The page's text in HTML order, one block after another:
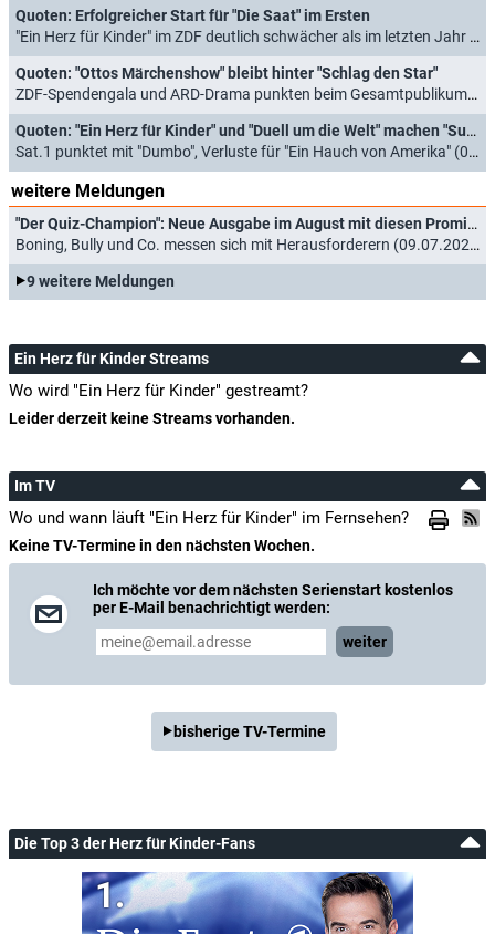
Quoten: Erfolgreicher Start für "Die Saat" im Ersten
"Ein Herz für Kinder" im ZDF deutlich schwächer als im letzten Jahr (10.12.2023)
Quoten: "Ottos Märchenshow" bleibt hinter "Schlag den Star"
ZDF-Spendengala und ARD-Drama punkten beim Gesamtpublikum (18.12.2022)
Quoten: "Ein Herz für Kinder" und "Duell um die Welt" machen "Supertalent" platt
Sat.1 punktet mit "Dumbo", Verluste für "Ein Hauch von Amerika" (05.12.2021)
weitere Meldungen
"Der Quiz-Champion": Neue Ausgabe im August mit diesen Promi-Experten
Boning, Bully und Co. messen sich mit Herausforderern (09.07.2026)
9 weitere Meldungen
Ein Herz für Kinder Streams
Wo wird "Ein Herz für Kinder" gestreamt?
Leider derzeit keine Streams vorhanden.
Im TV
Wo und wann läuft "Ein Herz für Kinder" im Fernsehen?
Keine TV-Termine in den nächsten Wochen.
Ich möchte vor dem nächsten Serienstart kostenlos
per E-Mail benachrichtigt werden:
weiter
bisherige TV-Termine
Die Top 3 der Herz für Kinder-Fans